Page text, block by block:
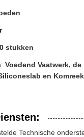
stukken
Voedend Vaatwerk,
en
Technische